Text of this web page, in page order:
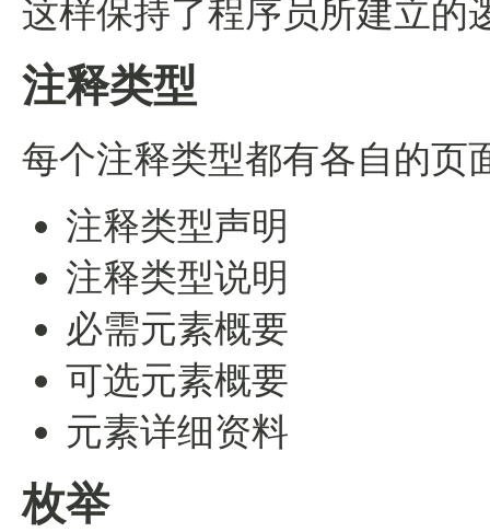
这样保持了程序员所建立的
注释类型
每个注释类型都有各自的页
注释类型声明
注释类型说明
必需元素概要
可选元素概要
元素详细资料
枚举